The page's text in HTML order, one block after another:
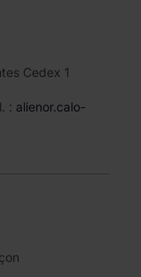
Cedex 1
: alienor.calo-